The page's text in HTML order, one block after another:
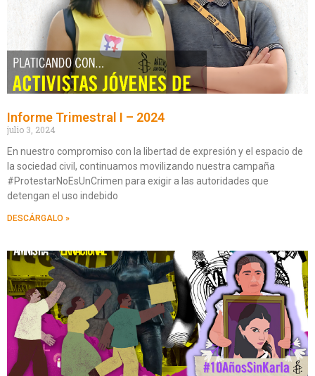
Informe Trimestral I – 2024
julio 3, 2024
En nuestro compromiso con la libertad de expresión y el espacio de
la sociedad civil, continuamos movilizando nuestra campaña
#ProtestarNoEsUnCrimen para exigir a las autoridades que
detengan el uso indebido
DESCÁRGALO »